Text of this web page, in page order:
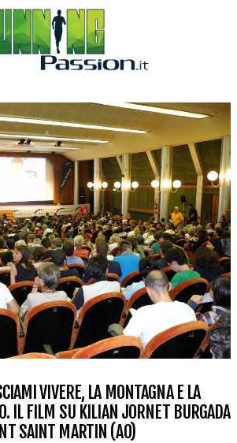
VIVERE, LA MONTAGNA E LA
IL FILM SU KILIAN JORNET BURGADA
SAINT MARTIN (AO)